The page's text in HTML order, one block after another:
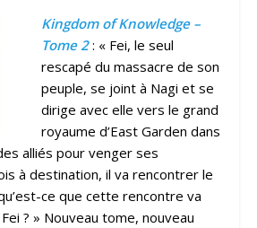
Kingdom of Knowledge –
Tome 2: « Fei, le seul
rescapé du massacre de son
peuple, se joint à Nagi et se
dirige avec elle vers le grand
royaume d’East Garden dans
alliés pour venger ses
à destination, il va rencontrer le
ce que cette rencontre va
? » Nouveau tome, nouveau